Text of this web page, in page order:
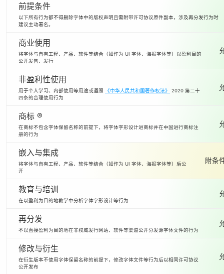
前提条件
以下所有行为都不得删除字体中的版权声明且需附带许可协议原件副本，涉及再分发行为时
建议主动署名。
商业使用
将字体与自有工程、产品、软件等结合（如作为 UI 字体、海报字体等）以盈利目的
公开发售、发行
非盈利性使用
用于个人学习、内部使用等用途或遵照 《中华人民共和国著作权法》
2020 第二十
四条的合理使用行为
商标 ®
在商标不包含字体保留名称的前提下，将字体字形设计进商标并在中国进行商标注
册的行为
嵌入与集成
将字体与自有工程、产品、软件等结合（如作为 UI 字体、海报字体等）后公
开
附条
教育与培训
在以盈利为目的地教学中分析字体字形设计等行为
再分发
不以直接盈利为目的地在非权威发行网站、软件等渠道公开分发源字体文件的行为
修改与衍生
在衍生版本不使用字体保留名称的前提下，修改字体文件等行为后以相同许可协议
公开发布